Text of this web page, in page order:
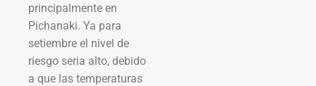
principalmente en
Pichanaki. Ya para
setiembre el nivel de
riesgo seria alto, debido
a que las temperaturas